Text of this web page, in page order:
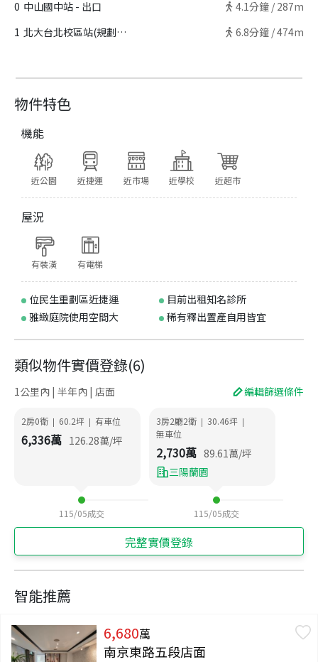
物件特色
機能
近公園 近捷運 近市場 近學校 近超市
屋況
有裝潢 有電梯
位民生重劃區近捷運
目前出租知名診所
雅緻庭院使用空間大
稀有釋出置產自用皆宜
0 中山國中站 - 出口 4.1分鐘 / 287m
1 北大台北校區站(規劃中) - 出口 6.8分鐘 /474m
類似物件實價登錄(6)
1公里內 | 半年內 | 店面 編輯篩選條件
2房0衛 | 60.2坪 | 有車位
6,336萬 126.28萬/坪
115/05成交
3房2廳2衛 | 30.46坪 |
無車位
2,730萬 89.61萬/坪
三陽蘭園
115/05成交
完整實價登錄
智能推薦
6,680萬
南京東路五段店面